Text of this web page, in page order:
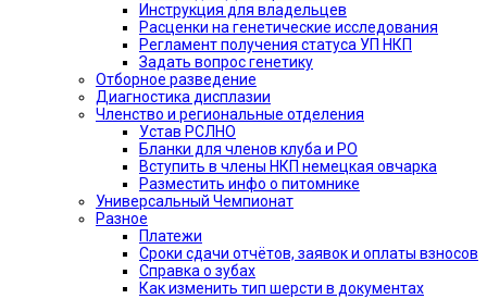
Инструкция для владельцев
Расценки на генетические исследования
Регламент получения статуса УП НКП
Задать вопрос генетику
Отборное разведение
Диагностика дисплазии
Членство и региональные отделения
Устав РСЛНО
Бланки для членов клуба и РО
Вступить в члены НКП немецкая овчарка
Разместить инфо о питомнике
Универсальный Чемпионат
Разное
Платежи
Сроки сдачи отчётов, заявок и оплаты взносов
Справка о зубах
Как изменить тип шерсти в документах